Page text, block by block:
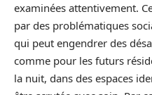
examinées attentivement.
par des problématiques
qui peut engendrer des
comme pour les futurs
la nuit, dans des espaces